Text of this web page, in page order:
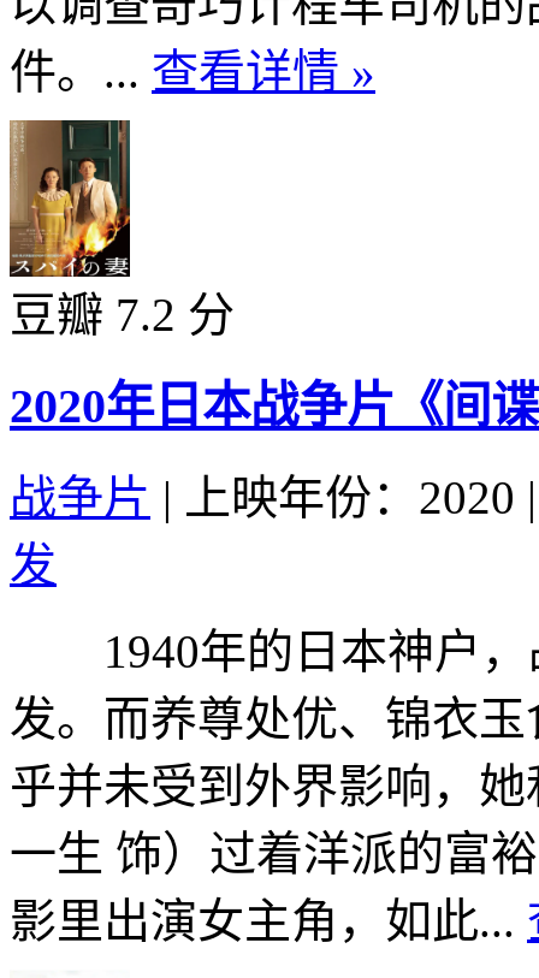
件。... 查看详情 »
豆瓣 7.2 分
2020年日本战争片《间
战争片 | 上映年份：2020 |
发
1940年的日本神户，
发。而养尊处优、锦衣
乎并未受到外界影响，
一生 饰）过着洋派的富
影里出演女主角，如此...